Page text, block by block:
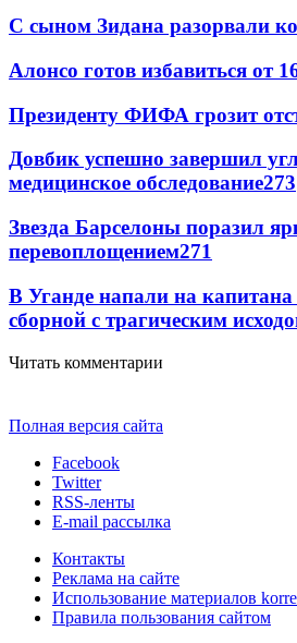
С сыном Зидана разорвали
Алонсо готов избавиться от
Президенту ФИФА грозит
Довбик успешно завершил
медицинское обследование273
Звезда Барселоны поразил
перевоплощением271
В Уганде напали на
сборной с трагическим
Читать комментарии
Полная версия сайта
Facebook
Twitter
RSS-ленты
E-mail рассылка
Контакты
Реклама на сайте
Использование материалов
Правила пользования сайтом